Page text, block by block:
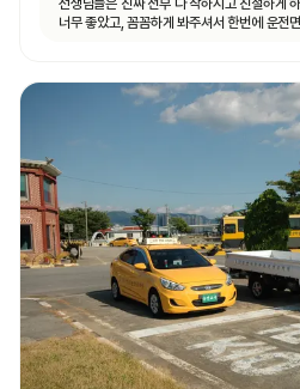
선생님들은 진짜 전부 다 착하시고 친절하게
너무 좋았고, 꼼꼼하게 봐주셔서 한번에 운전